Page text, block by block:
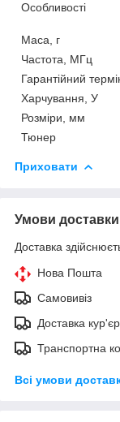
Особливості
Маса, г
Частота, МГц
Гарантійний
Харчування, У
Розміри, мм
Тюнер
Приховати
Умови доставки
Доставка
Нова Пошта
Самовивіз
Доставка
Транспортна
Всі умови